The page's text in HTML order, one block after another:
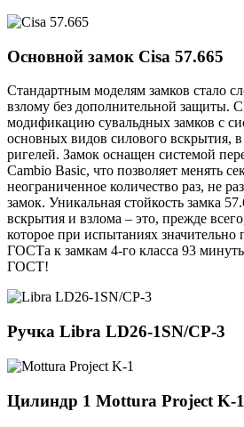
Основной замок Cisa 57.665
Стандартным моделям замков стало
взлому без дополнительной защиты.
модификацию сувальдных замков с
основных видов силового вскрытия,
ригелей. Замок оснащен системой
Cambio Basic, что позволяет менять
неограниченное количество раз, не
замок. Уникальная стойкость замка
вскрытия и взлома – это, прежде
которое при испытаниях значительно
ГОСТа к замкам 4-го класса 93
ГОСТ!
Ручка Libra LD26-1SN/CP-3
Цилиндр 1 Mottura Project K-1